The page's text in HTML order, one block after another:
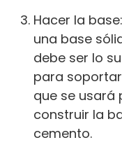
Hacer la
una base
debe ser lo
para
que se usará
construir la
cemento.